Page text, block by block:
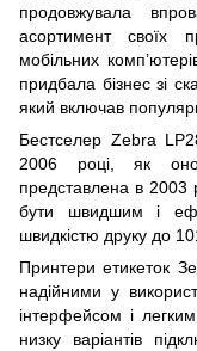
продовжувала
асортимент своїх
мобільних
придбала бізнес зі
який включав
Бестселер Zebra
2006 році, як
представлена в 2003
бути швидшим і
швидкістю друку до
Принтери етикеток
надійними у
інтерфейсом і
низку варіантів